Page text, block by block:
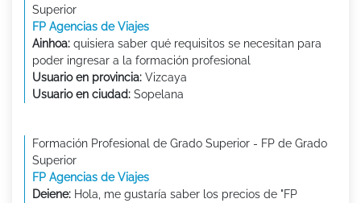
Superior
FP Agencias de Viajes
Ainhoa: quisiera saber qué requisitos se necesitan para
poder ingresar a la formación profesional
Usuario en provincia: Vizcaya
Usuario en ciudad: Sopelana
Formación Profesional de Grado Superior - FP de Grado
Superior
FP Agencias de Viajes
Deiene: Hola, me gustaría saber los precios de "FP